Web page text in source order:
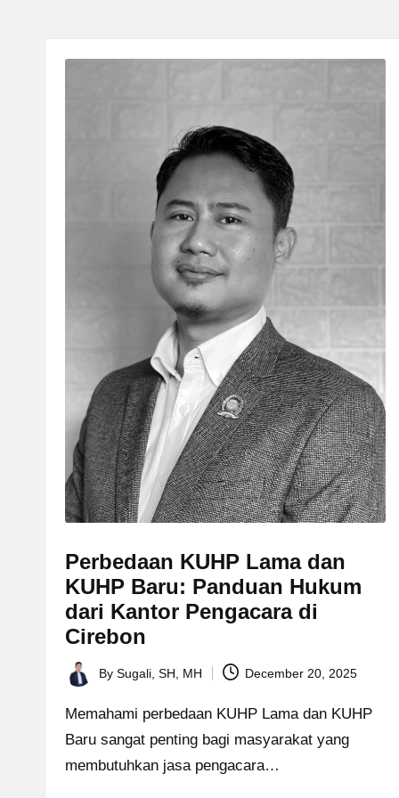
Perbedaan KUHP Lama dan
KUHP Baru: Panduan Hukum
dari Kantor Pengacara di
Cirebon
Posted
by
By Sugali, SH, MH December 20, 2025
Memahami perbedaan KUHP Lama dan KUHP
Baru sangat penting bagi masyarakat yang
membutuhkan jasa pengacara…